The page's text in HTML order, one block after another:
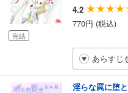
完結
4.2
770円 (税込)
あらすじ
淫らな罠に堕